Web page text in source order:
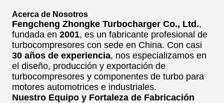
Acerca de Nosotros
Fengcheng Zhongke Turbocharger Co., Ltd.,
fundada en 2001, es un fabricante profesional de
turbocompresores con sede en China. Con casi
30 años de experiencia, nos especializamos en
el diseño, producción y exportación de
turbocompresores y componentes de turbo para
motores automotrices e industriales.
Nuestro Equipo y Fortaleza de Fabricación